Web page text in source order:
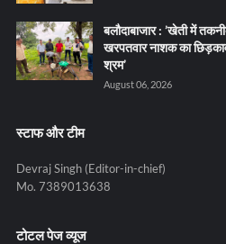
बलौदाबाजार : ’खेती में
खरपतवार नाशक का
श्रम’
August 06, 2026
स्टाफ और टीम
Devraj Singh (Editor-in-chief)
Mo. 7389013638
टोटल पेज व्यूज